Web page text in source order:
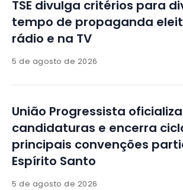
TSE divulga critérios para
tempo de propaganda
rádio e na TV
5 de agosto de 2026
União Progressista oficializa
candidaturas e encerra
principais convenções
Espírito Santo
5 de agosto de 2026